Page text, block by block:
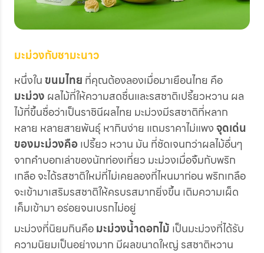
มะม่วงกับชามะนาว
หนึ่งใน ขนมไทย ที่คุณต้องลองเมื่อมาเยือนไทย คือ
มะม่วง ผลไม้ที่ให้ความสดชื่นและรสชาติเปรี้ยวหวาน ผล
ไม้ที่ขึ้นชื่อว่าเป็นราชินีผลไทย มะม่วงมีรสชาติที่หลาก
หลาย หลายสายพันธุ์ หากินง่าย แถมราคาไม่แพงจุดเด่น
ของมะม่วงคือเปรี้ยว หวาน มัน ที่ชัดเจนกว่าผลไม้อื่นๆ
จากคำบอกเล่าของนักท่องเที่ยว มะม่วงเมื่อจิ้มกับพริก
เกลือ จะได้รสชาติใหม่ที่ไม่เคยลองที่ไหนมาก่อน พริกเกลือ
จะเข้ามาเสริมรสชาติให้ครบรสมากยิ่งขึ้น เติมความเผ็ด
เค็มเข้ามา อร่อยจนเบรกไม่อยู่
มะม่วงที่นิยมกินคือมะม่วงน้ำดอกไม้ เป็นมะม่วงที่ได้รับ
ความนิยมเป็นอย่างมาก มีผลขนาดใหญ่ รสชาติหวาน